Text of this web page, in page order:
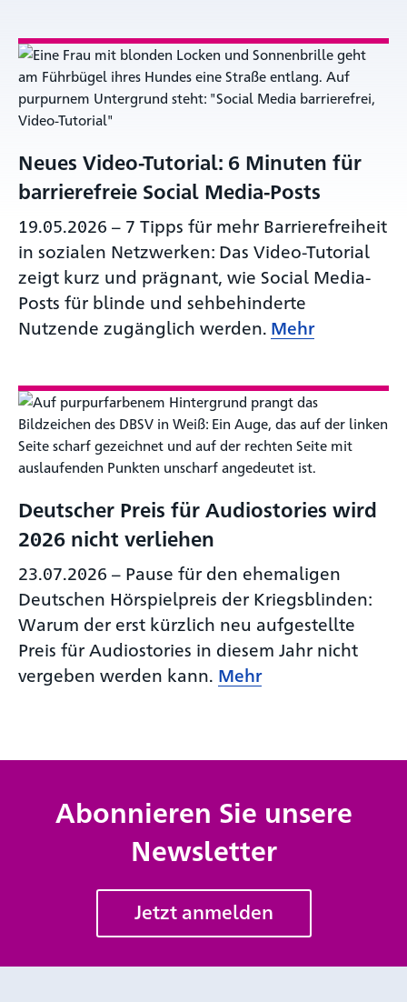
Neues Video-Tutorial: 6 Minuten für
barrierefreie Social Media-Posts
19.05.2026 – 7 Tipps für mehr Barrierefreiheit
in sozialen Netzwerken: Das Video-Tutorial
zeigt kurz und prägnant, wie Social Media-
Posts für blinde und sehbehinderte
Nutzende zugänglich werden. Mehr
Deutscher Preis für Audiostories wird
2026 nicht verliehen
23.07.2026 – Pause für den ehemaligen
Deutschen Hörspielpreis der Kriegsblinden:
Warum der erst kürzlich neu aufgestellte
Preis für Audiostories in diesem Jahr nicht
vergeben werden kann. Mehr
Abonnieren Sie unsere
Newsletter
Jetzt anmelden